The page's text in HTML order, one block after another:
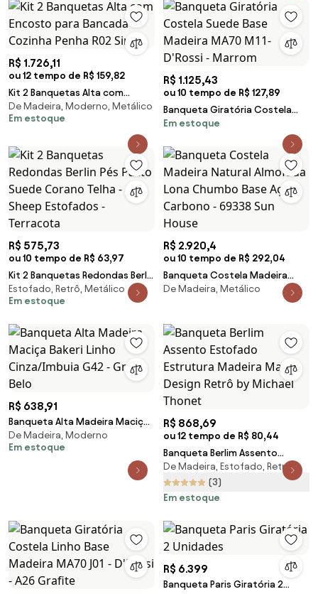
R$ 1.726,11
ou 12 tempo de R$ 159,82
Kit 2 Banquetas Alta com
Encosto para Bancada Cozinha
Penha R02 Sintét
De Madeira, Moderno, Metálico
Em estoque
R$ 1.125,43
ou 10 tempo de R$ 127,89
Banqueta Giratória Costela
Suede Base Madeira MA70 M11-
Em estoque
R$ 575,73
ou 10 tempo de R$ 63,97
Kit 2 Banquetas Redondas Berlin
Pés Palito Suede Corano Telha -
Sheep Estofados - Terracota
Estofado, Retrô, Metálico
Em estoque
R$ 2.920,4
ou 10 tempo de R$ 292,04
Banqueta Costela Madeira
Natural Almofada Lona
Chumbo Base Aço Carbono -
De Madeira, Metálico
R$ 638,91
Banqueta Alta Madeira Maciça
Bakeri Linho Cinza/Imbuia G42 -
Gran Belo
De Madeira, Moderno
Em estoque
R$ 868,69
ou 12 tempo de R$ 80,44
Banqueta Berlim Assento
Estofado Estrutura Madeira
Maciça Design Retrô by Michael
Thonet
De Madeira, Estofado, Retrô
(3)
Em estoque
R$ 6.399
Banqueta Paris Giratória 2